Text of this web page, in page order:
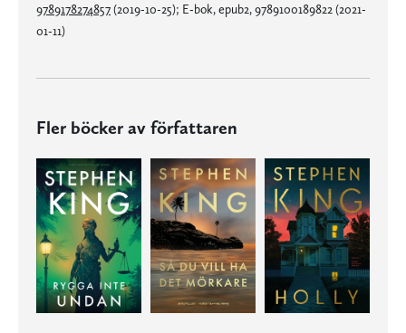
9789178274857(2019-10-25); E-bok, epub2, 9789100189822 (2021-
01-11)
Fler böcker av författaren